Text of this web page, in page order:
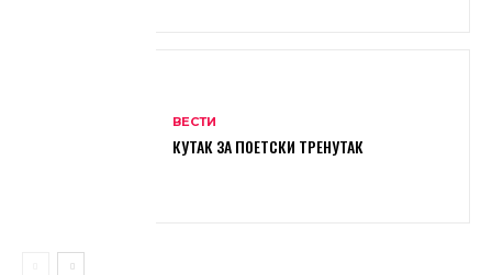
ВЕСТИ
КУТАК ЗА ПОЕТСКИ ТРЕНУТАК